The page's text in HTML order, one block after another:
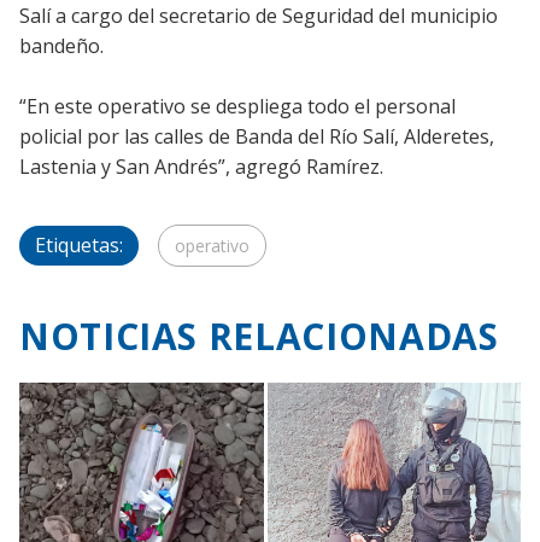
Salí a cargo del secretario de Seguridad del municipio
bandeño.
“En este operativo se despliega todo el personal
policial por las calles de Banda del Río Salí, Alderetes,
Lastenia y San Andrés”, agregó Ramírez.
Etiquetas: operativo
NOTICIAS RELACIONADAS